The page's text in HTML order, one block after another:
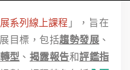
系列線上課程 」，旨在
目標，包括趨勢發展 、
型 、 揭露報告和評鑑指